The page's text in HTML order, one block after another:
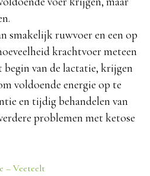
smakelijk ruwvoer en een op
krachtvoer meteen
begin van de lactatie, krijgen
voldoende energie op te
en tijdig behandelen van
problemen met ketose
– Veeteelt